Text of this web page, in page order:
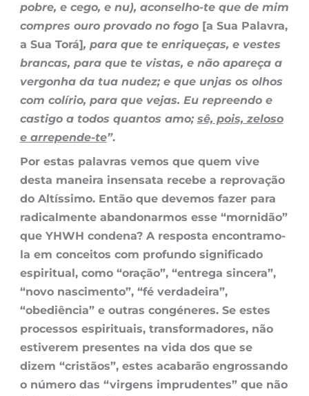
pobre, e cego, e nu), aconselho-te que de mim
compres ouro provado no fogo [a Sua Palavra,
a Sua Torá], para que te enriqueças, e vestes
brancas, para que te vistas, e não apareça a
vergonha da tua nudez; e que unjas os olhos
com colírio, para que vejas. Eu repreendo e
castigo a todos quantos amo; sê, pois, zeloso
e arrepende-te”.
Por estas palavras vemos que quem vive
desta maneira insensata recebe a reprovação
do Altíssimo. Então que devemos fazer para
radicalmente abandonarmos esse “mornidão”
que YHWH condena? A resposta encontramo-
la em conceitos com profundo significado
espiritual, como “oração”, “entrega sincera”,
“novo nascimento”, “fé verdadeira”,
“obediência” e outras congéneres. Se estes
processos espirituais, transformadores, não
estiverem presentes na vida dos que se
dizem “cristãos”, estes acabarão engrossando
o número das “virgens imprudentes” que não